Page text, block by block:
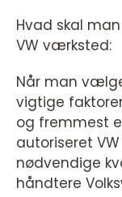
Hvad skal
VW værksted:
Når man
vigtige
og fremmest
autoriseret
nødvendige
håndtere